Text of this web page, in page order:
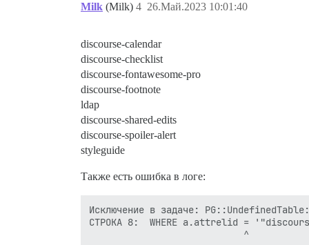
Milk (Milk) 26.Май.2023 10:01:40
4
discourse-calendar
discourse-checklist
discourse-fontawesome-pro
discourse-footnote
ldap
discourse-shared-edits
discourse-spoiler-alert
styleguide
Также есть ошибка в логе:
Исключение в задаче:
СТРОКА 8:  WHERE a.attrelid =